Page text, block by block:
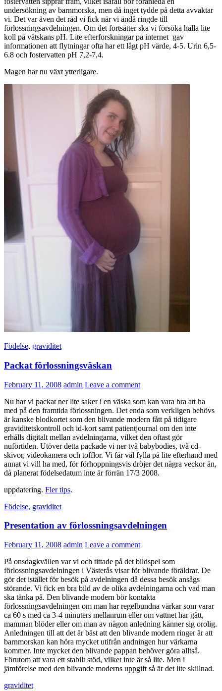
undersökning av barnmorska, men då inget tydde på detta avvaktar
vi. Det var även det råd vi fick när vi ändå ringde till
förlossningsavdelningen. Om det fortsätter ska vi försöka hålla lite
koll på vätskans pH. Lite efterforskningar på internet gav
informationen att flytningar ofta har ett lågt pH värde, 4-5. Urin 6,5-
6.8 och fostervatten pH 7,2-7,4.
Magen har nu växt ytterligare.
Födelse, graviditet
Packat förlossningsväskan
February 11, 2008 admin Leave a comment
Nu har vi packat ner lite saker i en väska som kan vara bra att ha
med på den framtida förlossningen. Det enda som verkligen behövs
är kanske blodkortet som den blivande modern fått på tidigare
graviditetskontroll och id-kort samt patientjournal om den inte
erhålls digitalt mellan avdelningarna, vilket den oftast gör
nuförtiden. Utöver detta packade vi ner två babybodies, två cd-
skivor, videokamera och tofflor. Vi får väl fylla på lite efterhand med
annat vi vill ha med, för förhoppningsvis dröjer det några veckor än,
då planerat födelsedatum inte är förrän 17/3 2008.
uppdatering. Fler tips.
Födelse, graviditet
Presentation av förlossningsavdelningen
February 11, 2008 admin Leave a comment
På onsdagkvällen var vi och tittade på det bildspel som
förlossningsavdelningen i Västerås visar för blivande föräldrar. De
gör det istället för besök på avdelningen då dessa besök ansågs
störande. Vi fick en bra bild av de olika avdelningarna och vad man
ska tänka på. Den blivande modern bör kontakta
förlossningsavdelningen om man har regelbundna värkar som varar
ca 60 s med ca 3-4 minuters mellanrum eller om vattnet har gått,
mamman blöder eller om man av någon anledning känner sig orolig.
Anledningen till att det är bäst att den blivande modern ringer är att
barnmorskan kan höra mycket utifrån andningen hur värkarna
kommer. Inte mycket den blivande pappan behöver göra alltså.
Förutom att vara ett stabilt stöd, vilket inte är så lite. Men i
jämförelse med den blivande moderns uppgift så är det lite skillnad.
graviditet